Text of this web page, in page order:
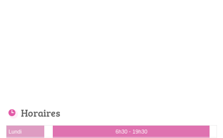
Horaires
Lundi
6h30 - 19h30